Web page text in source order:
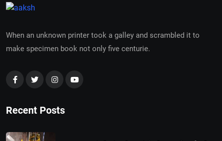
When an unknown printer took a galley and scrambled it to
make specimen book not only five centurie.
Recent Posts